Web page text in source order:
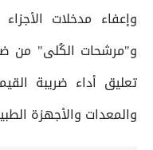
وإعفاء مدخلات
و"مرشحات الكُلى" من
والمعدات والأجهزة